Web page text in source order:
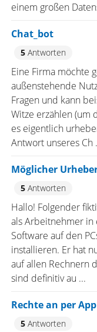
einem großen
Chat_bot
5Antworten
Eine Firma möchte
außenstehende
Fragen und kann
Witze erzählen (um
es eigentlich
Antwort unseres Ch
Möglicher
5Antworten
Hallo! Folgender
als Arbeitnehmer in
Software auf den
installieren. Er hat
auf allen Rechnern
sind definitiv au ...
Rechte an per
5Antworten